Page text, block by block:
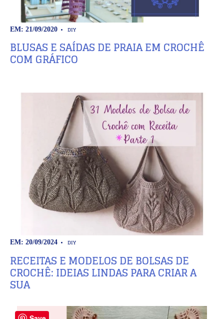
EM: 21/09/2020 DIY
BLUSAS E SAÍDAS DE PRAIA EM CROCHÊ
COM GRÁFICO
EM: 20/09/2024 DIY
RECEITAS E MODELOS DE BOLSAS DE
CROCHÊ: IDEIAS LINDAS PARA CRIAR A
SUA